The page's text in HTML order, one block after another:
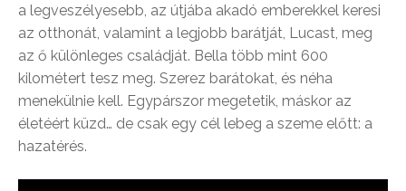
a legveszélyesebb, az útjába akadó emberekkel keresi
az otthonát, valamint a legjobb barátját, Lucast, meg
az ő különleges családját. Bella több mint 600
kilométert tesz meg. Szerez barátokat, és néha
menekülnie kell. Egypárszor megetetik, máskor az
életéért küzd… de csak egy cél lebeg a szeme előtt: a
hazatérés.